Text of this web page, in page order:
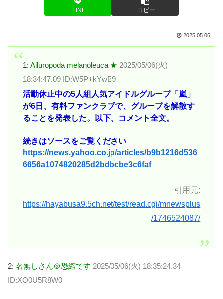
LINE コピー
2025.05.06
1: Ailuropoda melanoleuca ★ 2025/05/06(火)
18:34:47.09 ID:W5P+kYwB9
活動休止中の5人組人気アイドルグループ「嵐」
が6日、有料ファンクラブで、グループを解散す
ることを発表した。以下、コメント全文。
続きはソースをご覧ください
https://news.yahoo.co.jp/articles/b9b1216d536
6656a1074820285d2bdbcbe3c6faf
引用元:
https://hayabusa9.5ch.net/test/read.cgi/mnewsplus
/1746524087/
2: 名無しさん＠恐縮です 2025/05/06(火) 18:35:24.34
ID:XO0U5R8W0